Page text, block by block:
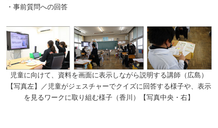
・事前質問への回答
児童に向けて、資料を画面に表示しながら説明する講師（広島）
【写真左】／児童がジェスチャーでクイズに回答する様子や、表示
を見るワークに取り組む様子（香川）【写真中央・右】